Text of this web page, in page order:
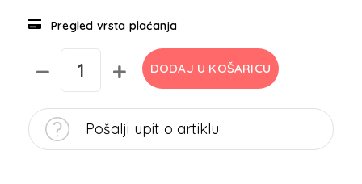
Pregled vrsta plaćanja
DODAJ U KOŠARICU
Pošalji upit o artiklu